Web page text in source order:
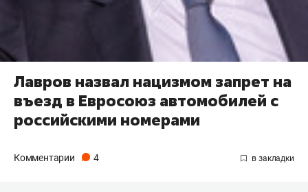
Лавров назвал нацизмом запрет на
въезд в Евросоюз автомобилей с
российскими номерами
Комментарии 4